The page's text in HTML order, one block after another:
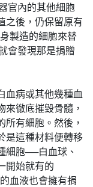
官內的其他細胞
之後，仍保留原有
製造的細胞來替
會發現那是捐贈
血病或其他幾種血
來徹底摧毀骨髓，
有細胞。然後，
是這種材料便轉移
細胞──白血球、
開始就有的
血液也會擁有捐